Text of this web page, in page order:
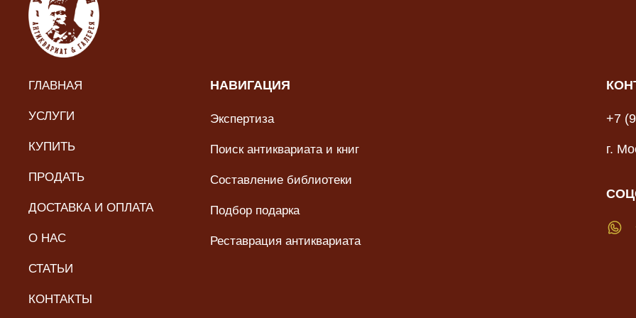
ГЛАВНАЯ
УСЛУГИ
КУПИТЬ
ПРОДАТЬ
ДОСТАВКА И ОПЛАТА
О НАС
СТАТЬИ
КОНТАКТЫ
НАВИГАЦИЯ
Экспертиза
Поиск антиквариата и книг
Составление библиотеки
Подбор подарка
Реставрация антиквариата
+7
г.